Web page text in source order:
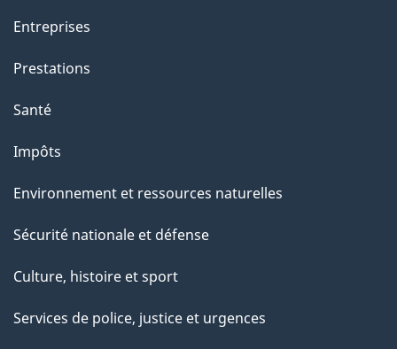
i
o
s
u
c
e
t
e
Entreprises
Prestations
Santé
Impôts
Environnement et ressources naturelles
Sécurité nationale et défense
Culture, histoire et sport
Services de police, justice et urgences